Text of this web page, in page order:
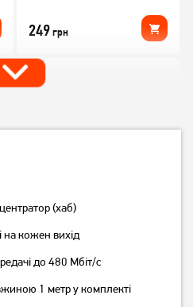
249грн
вимикачами UHB-U2P4-05
379 грн
299грн
(хаб)
на кожен вихід
до 480 Мбіт/с
1 метр у комплекті